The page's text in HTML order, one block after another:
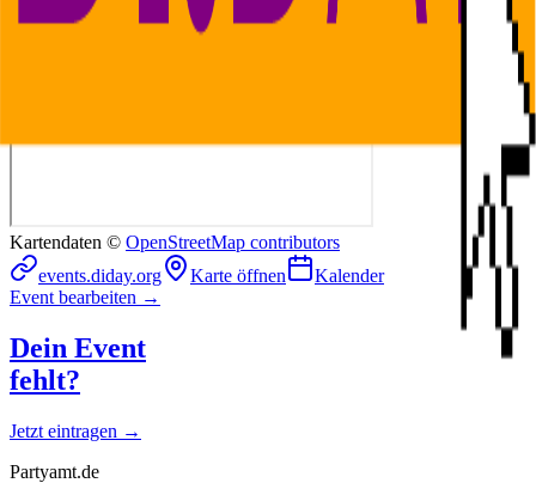
Glaskasten / HDA
Kartendaten © OpenStreetMap contributors
events.diday.org
Karte öffnen
Kalender
Event bearbeiten →
Dein Event
fehlt?
Jetzt eintragen →
Partyamt.de